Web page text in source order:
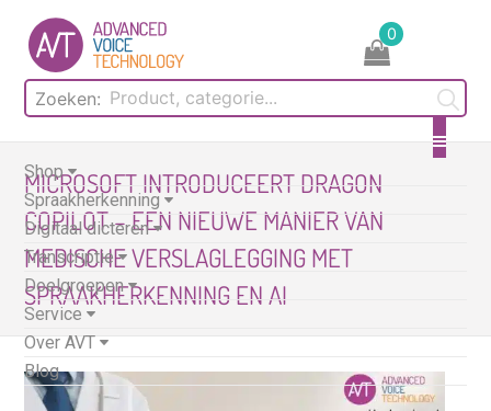
content
Zoeken:
0
Shop
Spraakherkenning
Digitaal dicteren
Transcriptie
Doelgroepen
Service
Over AVT
Blog
MICROSOFT INTRODUCEERT DRAGON
COPILOT – EEN NIEUWE MANIER VAN
MEDISCHE VERSLAGLEGGING MET
SPRAAKHERKENNING EN AI